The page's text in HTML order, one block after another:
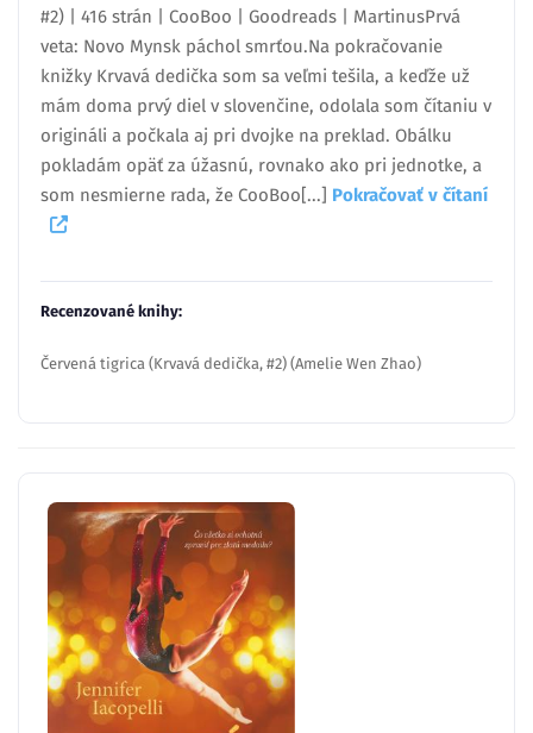
#2) | 416 strán | CooBoo | Goodreads | MartinusPrvá
veta: Novo Mynsk páchol smrťou.Na pokračovanie
knižky Krvavá dedička som sa veľmi tešila, a keďže už
mám doma prvý diel v slovenčine, odolala som čítaniu v
origináli a počkala aj pri dvojke na preklad. Obálku
pokladám opäť za úžasnú, rovnako ako pri jednotke, a
som nesmierne rada, že CooBoo[...] Pokračovať v čítaní
Recenzované knihy:
Červená tigrica (Krvavá dedička, #2) (Amelie Wen Zhao)